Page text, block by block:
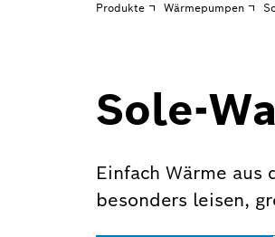
Produkte Wärmepumpen
Sole-
Einfach Wärme aus
besonders leisen,